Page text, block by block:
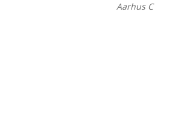
Aarhus C